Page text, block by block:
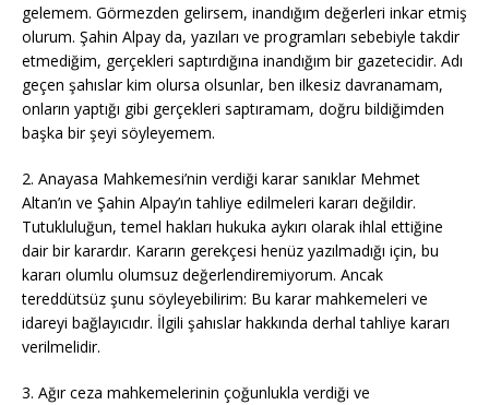
gelemem. Görmezden gelirsem, inandığım değerleri inkar etmiş
olurum. Şahin Alpay da, yazıları ve programları sebebiyle takdir
etmediğim, gerçekleri saptırdığına inandığım bir gazetecidir. Adı
geçen şahıslar kim olursa olsunlar, ben ilkesiz davranamam,
onların yaptığı gibi gerçekleri saptıramam, doğru bildiğimden
başka bir şeyi söyleyemem.
2. Anayasa Mahkemesi’nin verdiği karar sanıklar Mehmet
Altan’ın ve Şahin Alpay’ın tahliye edilmeleri kararı değildir.
Tutukluluğun, temel hakları hukuka aykırı olarak ihlal ettiğine
dair bir karardır. Kararın gerekçesi henüz yazılmadığı için, bu
kararı olumlu olumsuz değerlendiremiyorum. Ancak
tereddütsüz şunu söyleyebilirim: Bu karar mahkemeleri ve
idareyi bağlayıcıdır. İlgili şahıslar hakkında derhal tahliye kararı
verilmelidir.
3. Ağır ceza mahkemelerinin çoğunlukla verdiği ve